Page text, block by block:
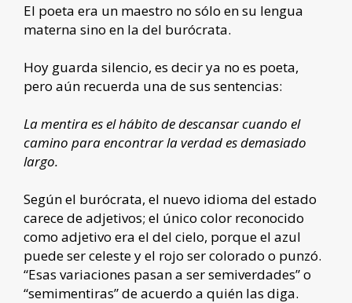
El poeta era un maestro no sólo en su lengua
materna sino en la del burócrata.
Hoy guarda silencio, es decir ya no es poeta,
pero aún recuerda una de sus sentencias:
La mentira es el hábito de descansar cuando el
camino para encontrar la verdad es demasiado
largo.
Según el burócrata, el nuevo idioma del estado
carece de adjetivos; el único color reconocido
como adjetivo era el del cielo, porque el azul
puede ser celeste y el rojo ser colorado o punzó.
“Esas variaciones pasan a ser semiverdades” o
“semimentiras” de acuerdo a quién las diga.